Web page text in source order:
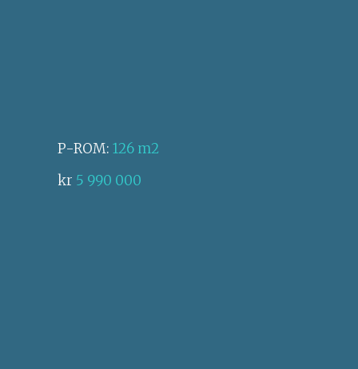
P-ROM: 126 m2
kr 5 990 000